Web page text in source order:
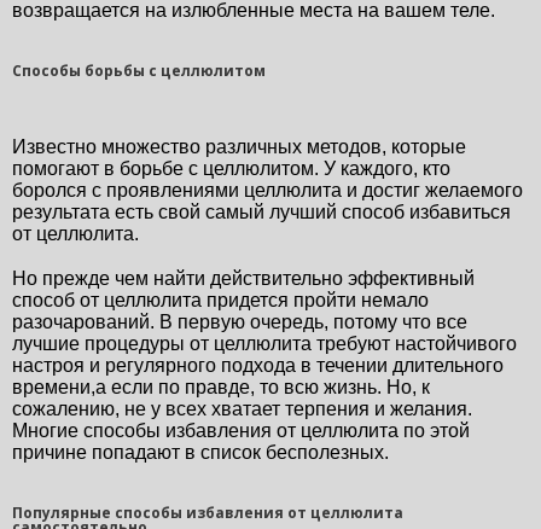
возвращается на излюбленные места на вашем теле.
Способы борьбы с целлюлитом
Известно множество различных методов, которые
помогают в борьбе с целлюлитом. У каждого, кто
боролся с проявлениями целлюлита и достиг желаемого
результата есть свой самый лучший способ избавиться
от целлюлита.
Но прежде чем найти действительно эффективный
способ от целлюлита придется пройти немало
разочарований. В первую очередь, потому что все
лучшие процедуры от целлюлита требуют настойчивого
настроя и регулярного подхода в течении длительного
времени,а если по правде, то всю жизнь. Но, к
сожалению, не у всех хватает терпения и желания.
Многие способы избавления от целлюлита по этой
причине попадают в список бесполезных.
Популярные способы избавления от целлюлита